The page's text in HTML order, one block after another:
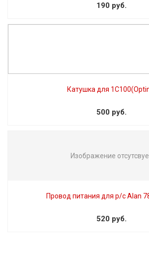
190 руб.
Катушка для
500 руб.
Изображение
Провод питания для р/с Alan
520 руб.